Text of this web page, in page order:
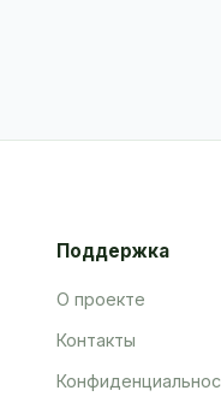
Поддержка
О проекте
Контакты